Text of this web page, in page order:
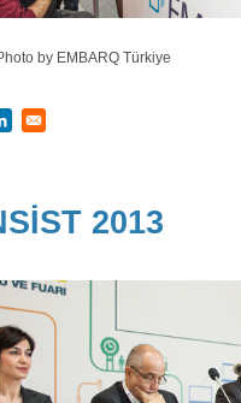
by EMBARQ Türkiye
2013